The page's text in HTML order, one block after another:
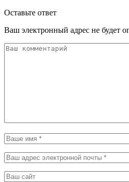
Оставьте ответ
Ваш электронный адрес не будет